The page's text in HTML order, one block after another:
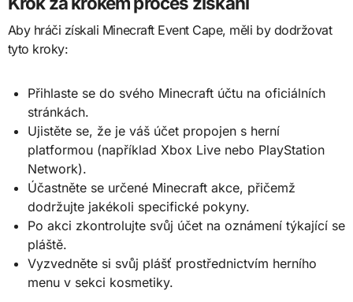
Aby hráči získali Minecraft Event Cape, měli by dodržovat
tyto kroky:
Přihlaste se do svého Minecraft účtu na oficiálních
stránkách.
Ujistěte se, že je váš účet propojen s herní
platformou (například Xbox Live nebo PlayStation
Network).
Účastněte se určené Minecraft akce, přičemž
dodržujte jakékoli specifické pokyny.
Po akci zkontrolujte svůj účet na oznámení týkající se
pláště.
Vyzvedněte si svůj plášť prostřednictvím herního
menu v sekci kosmetiky.